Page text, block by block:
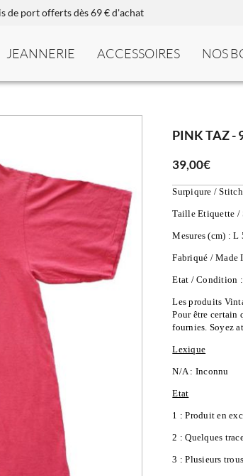
de port offerts dès 69 € d'achat
JEANNERIE ACCESSOIRES NOS
PINK TAZ -
39,00€
Surpiqure /
Taille Etiquette /
Mesures (cm) : L
Fabriqué / Made
Etat / Condition :
Les produits
Pour être certain
fournies. Soyez
Lexique
N/A : Inconnu
Etat
1 : Produit en
2 : Quelques
3 : Plusieurs